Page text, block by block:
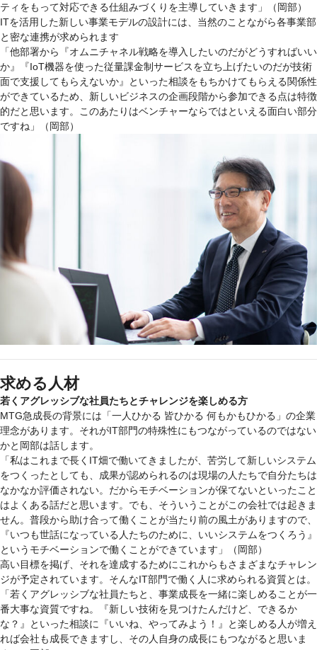
ティをもって対応できる仕組みづくりを主導していきます」（岡部）
ITを活用した新しい事業モデルの設計には、当然のことながら各事業部
と密な連携が求められます
「他部署から『オムニチャネル戦略を導入したいのだがどうすればいい
か』『IoT機器を使った従量課金制サービスを立ち上げたいのだが技術
面で支援してもらえないか』といった相談をもちかけてもらえる関係性
ができているため、新しいビジネスの企画段階から参加できる点は特徴
的だと思います。このあたりはベンチャーならではといえる面白い部分
ですね」（岡部）
求める人材
若くアグレッシブな社員たちとチャレンジを楽しめる方
MTG急成長の背景には「一人ひかる 皆ひかる 何もかもひかる」の企業
理念があります。それがIT部門の特殊性にもつながっているのではない
かと岡部は話します。
「私はこれまで長くIT畑で働いてきましたが、苦労して新しいシステム
をつくったとしても、成果が認められるのは現場の人たちで自分たちは
なかなか評価されない。だからモチベーションが保てないといったこと
はよくある話だと思います。でも、そういうことがこの会社では起きま
せん。普段から助け合って働くことが当たり前の風土がありますので、
『いつも世話になっている人たちのために、いいシステムをつくろう』
というモチベーションで働くことができています」（岡部）
高い目標を掲げ、それを達成するためにこれからもさまざまなチャレン
ジが予定されています。そんなIT部門で働く人に求められる資質とは。
「若くアグレッシブな社員たちと、事業成長を一緒に楽しめることが一
番大事な資質ですね。『新しい技術を見つけたんだけど、できるか
な？』といった相談に『いいね、やってみよう！』と楽しめる人が増え
れば会社も成長できますし、その人自身の成長にもつながると思いま